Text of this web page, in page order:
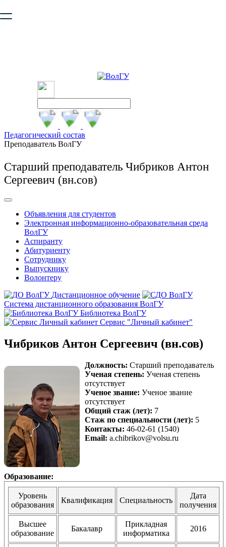
безопасную работу с сайтом. Пожалуйста
Педагогический состав
Преподаватель ВолГУ
Старший преподаватель Чибриков Антон
Сергеевич (вн.сов)
Объявления для студентов
Электронная информационно-образовательная среда
ВолГУ
Аспиранту
Абитуриенту
Сотруднику
Выпускнику
Волонтеру
Дистанционное обучение
Система дистанционного образования ВолГУ
Библиотека ВолГУ
Сервис "Личный кабинет"
Чибриков Антон Сергеевич (вн.сов)
Должность: Старший преподаватель
Ученая степень: Ученая степень
отсутствует
Ученое звание: Ученое звание
отсутствует
Общий стаж (лет): 7
Стаж по специальности (лет): 5
Контакты: 46-02-61 (1540)
Email: a.chibrikov@volsu.ru
Образование:
Уровень
образования
Квалификация Специальность
Дата
получения
Высшее
образование
Бакалавр
Прикладная
информатика
2016